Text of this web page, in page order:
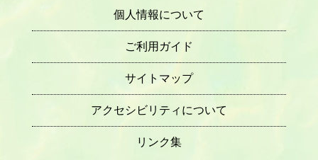
個人情報について
ご利用ガイド
サイトマップ
アクセシビリティについて
リンク集